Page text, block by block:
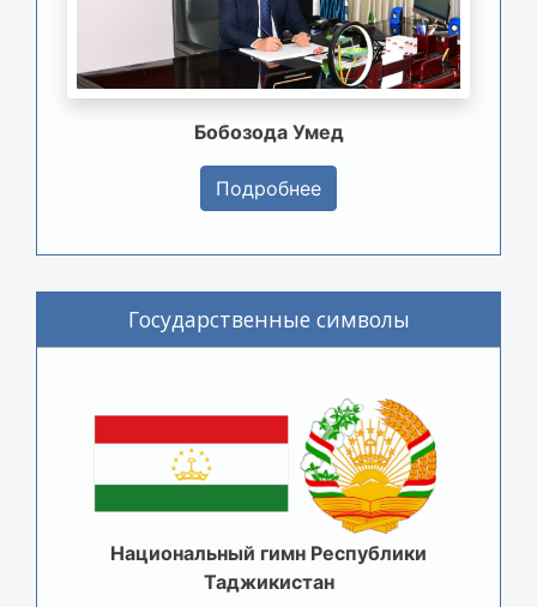
Бобозода Умед
Подробнее
Государственные символы
Национальный гимн Республики
Таджикистан